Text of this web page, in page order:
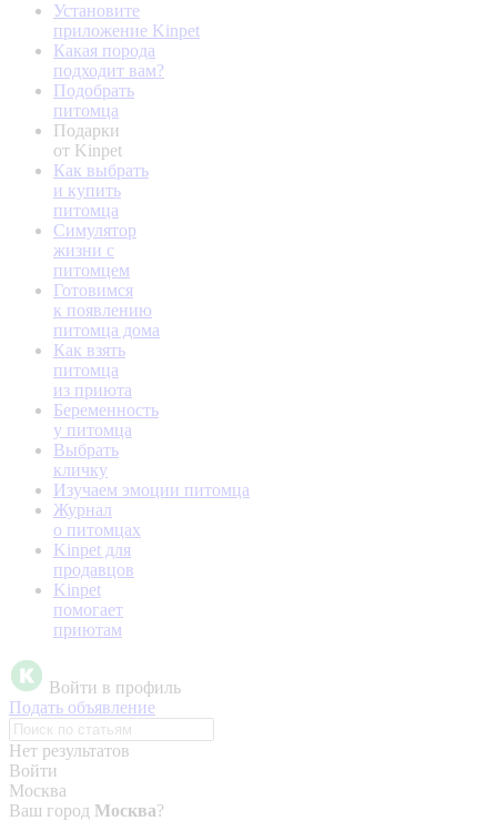
Установите
приложение Kinpet
Какая порода
подходит вам?
Подобрать
питомца
Подарки
от Kinpet
Как выбрать
и купить
питомца
Симулятор
жизни с
питомцем
Готовимся
к появлению
питомца дома
Как взять
питомца
из приюта
Беременность
у питомца
Выбрать
кличку
Изучаем эмоции питомца
Журнал
о питомцах
Kinpet для
продавцов
Kinpet
помогает
приютам
Войти в профиль
Подать объявление
Нет результатов
Войти
Москва
Ваш город Москва?